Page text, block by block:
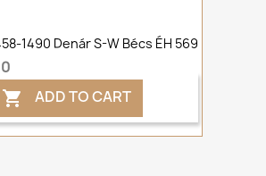
1490 Denár S-W Bécs ÉH 569
 ADD TO CART